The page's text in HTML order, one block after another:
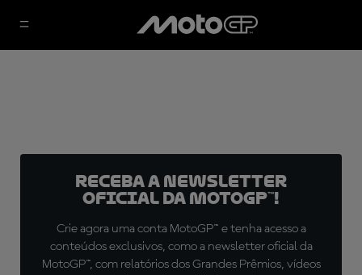
Receba a newsletter
oficial da MotoGP™!
Crie agora uma conta MotoGP™ e tenha acesso a
conteúdos exclusivos, como a newsletter oficial da
MotoGP™, com relatórios dos Grandes Prêmios, vídeos